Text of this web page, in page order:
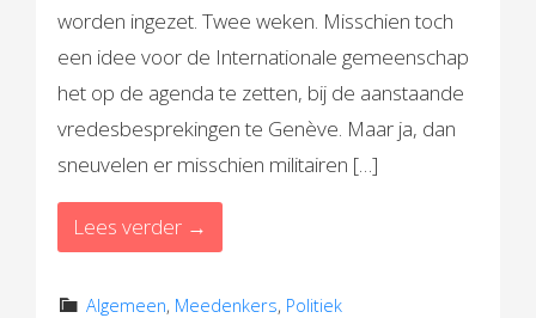
worden ingezet. Twee weken. Misschien toch
een idee voor de Internationale gemeenschap
het op de agenda te zetten, bij de aanstaande
vredesbesprekingen te Genève. Maar ja, dan
sneuvelen er misschien militairen […]
Lees verder →
Algemeen, Meedenkers, Politiek